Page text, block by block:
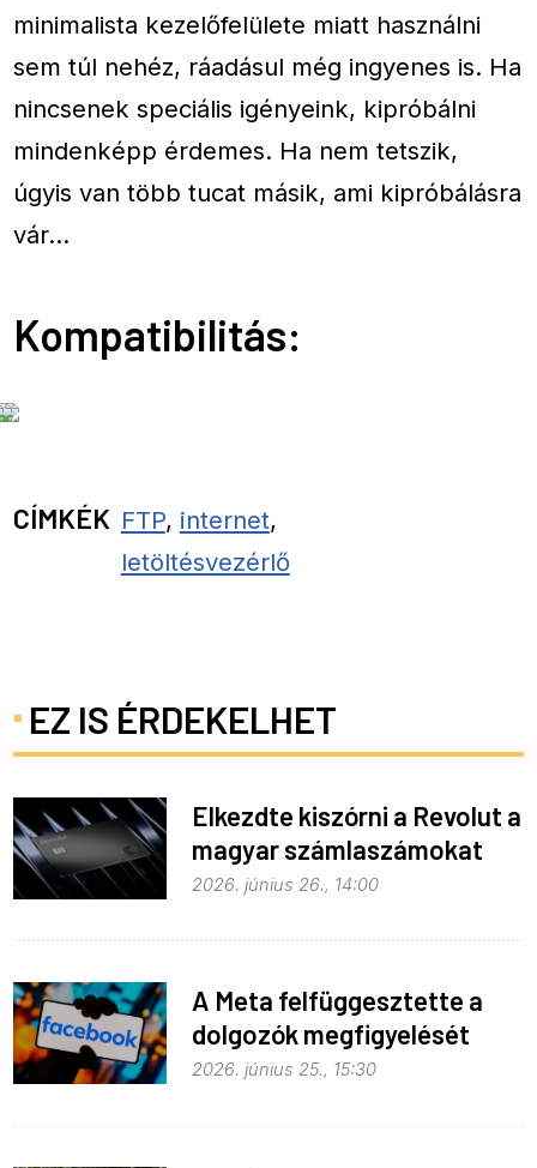
minimalista kezelőfelülete miatt használni
sem túl nehéz, ráadásul még ingyenes is. Ha
nincsenek speciális igényeink, kipróbálni
mindenképp érdemes. Ha nem tetszik,
úgyis van több tucat másik, ami kipróbálásra
vár…
Kompatibilitás:
CÍMKÉK FTP, internet,
letöltésvezérlő
EZ IS ÉRDEKELHET
Elkezdte kiszórni a Revolut a
magyar számlaszámokat
2026. június 26., 14:00
A Meta felfüggesztette a
dolgozók megfigyelését
2026. június 25., 15:30